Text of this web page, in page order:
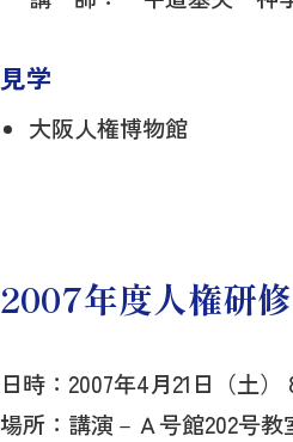
見学
大阪人権博物館
2007年度人権研
日時：2007年4月21日（土）
場所：講演－Ａ号館202号